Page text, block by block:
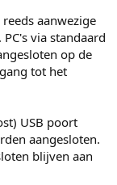
aanwezige
via standaard
op de
tot het
USB poort
aangesloten.
blijven aan